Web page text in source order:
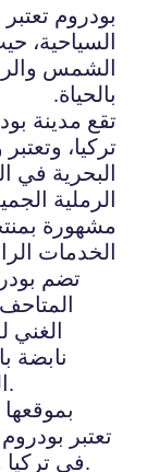
بودروم
السياحية،
الشمس
بالحياة.
تقع مدينة
تركيا،
البحرية في
الرملية
مشهورة
الخدمات
تضم
الغني
نابضة
المأكولات التركية التقليدية والعالمية.
تعتبر
في تركيا وتجذب الزوار من جميع أنحاء العالم.